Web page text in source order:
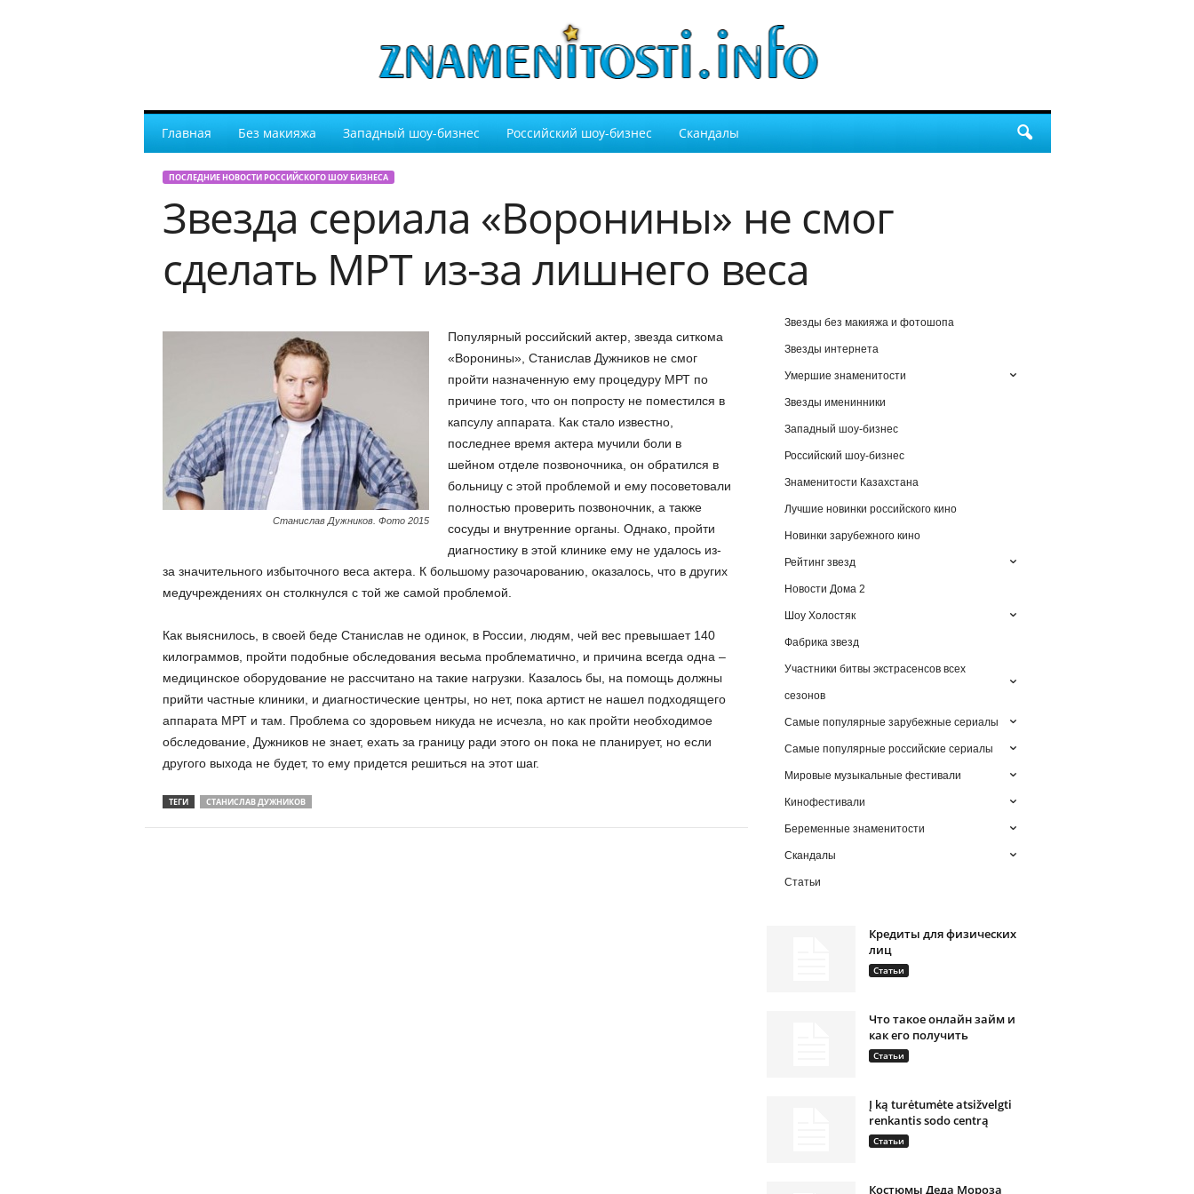
Главная Без макияжа Западный шоу-бизнес Российский шоу-бизнес Скандалы
ПОСЛЕДНИЕ НОВОСТИ РОССИЙСКОГО ШОУ БИЗНЕСА
Звезда сериала «Воронины» не смог
сделать МРТ из-за лишнего веса
Станислав Дужников. Фото 2015
Популярный российский актер, звезда ситкома
«Воронины», Станислав Дужников не смог
пройти назначенную ему процедуру МРТ по
причине того, что он попросту не поместился в
капсулу аппарата. Как стало известно,
последнее время актера мучили боли в
шейном отделе позвоночника, он обратился в
больницу с этой проблемой и ему посоветовали
полностью проверить позвоночник, а также
сосуды и внутренние органы. Однако, пройти
диагностику в этой клинике ему не удалось из-
за значительного избыточного веса актера. К большому разочарованию, оказалось, что в других
медучреждениях он столкнулся с той же самой проблемой.
Как выяснилось, в своей беде Станислав не одинок, в России, людям, чей вес превышает 140
килограммов, пройти подобные обследования весьма проблематично, и причина всегда одна –
медицинское оборудование не рассчитано на такие нагрузки. Казалось бы, на помощь должны
прийти частные клиники, и диагностические центры, но нет, пока артист не нашел подходящего
аппарата МРТ и там. Проблема со здоровьем никуда не исчезла, но как пройти необходимое
обследование, Дужников не знает, ехать за границу ради этого он пока не планирует, но если
другого выхода не будет, то ему придется решиться на этот шаг.
ТЕГИ СТАНИСЛАВ ДУЖНИКОВ
Звезды без макияжа и фотошопа
Звезды интернета
Умершие знаменитости
Звезды именинники
Западный шоу-бизнес
Российский шоу-бизнес
Знаменитости Казахстана
Лучшие новинки российского кино
Новинки зарубежного кино
Рейтинг звезд
Новости Дома 2
Шоу Холостяк
Фабрика звезд
Участники битвы экстрасенсов всех
сезонов
Самые популярные зарубежные сериалы
Самые популярные российские сериалы
Мировые музыкальные фестивали
Кинофестивали
Беременные знаменитости
Скандалы
Статьи
Кредиты для физических
лиц
Статьи
Что такое онлайн займ и
как его получить
Статьи
Į ką turėtumėte atsižvelgti
renkantis sodo centrą
Статьи
Костюмы Деда Мороза